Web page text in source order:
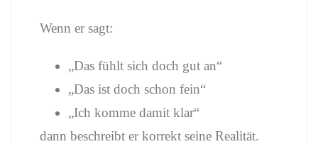
Wenn er sagt:
„Das fühlt sich doch gut an“
„Das ist doch schon fein“
„Ich komme damit klar“
dann beschreibt er korrekt seine Realität.